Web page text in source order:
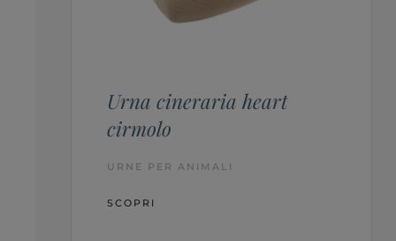
Urna cineraria heart
cirmolo
URNE PER ANIMALI
SCOPRI